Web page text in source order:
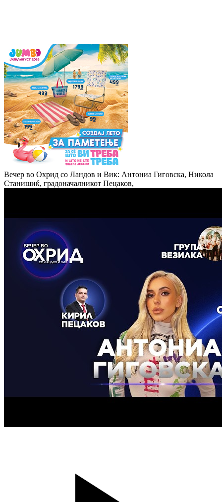
Вечер во Охрид со Ландов и Вик: Антониа Гиговска, Никола
Станишиќ, градоначалникот Пецаков,